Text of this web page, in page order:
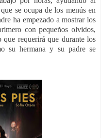
se ocupa de los menús en
ha empezado a mostrar los
con pequeños olvidos,
requerirá que durante los
su hermana y su padre se